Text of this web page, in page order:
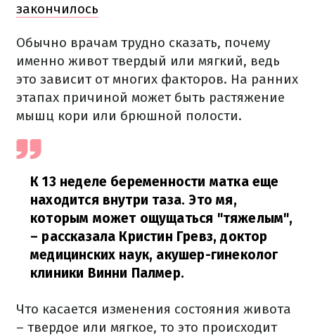
закончилось
Обычно врачам трудно сказать, почему
именно живот твердый или мягкий, ведь
это зависит от многих факторов. На ранних
этапах причиной может быть растяжение
мышц кори или брюшной полости.
К 13 неделе беременности матка еще
находится внутри таза. Это мя,
которым может ощущаться "тяжелым",
– рассказала Кристин Гревз, доктор
медицинских наук, акушер-гинеколог
клиники Винни Палмер.
Что касается изменения состояния живота
– твердое или мягкое, то это происходит